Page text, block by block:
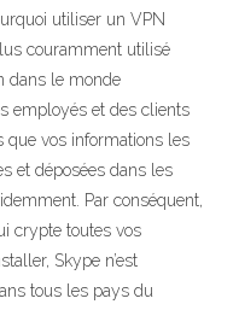
utiliser un VPN
couramment utilisé
dans le monde
employés et des clients
vos informations les
et déposées dans les
Par conséquent,
crypte toutes vos
Skype n’est
tous les pays du